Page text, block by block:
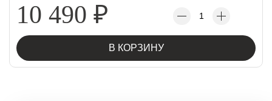
10 490 ₽
В КОРЗИНУ